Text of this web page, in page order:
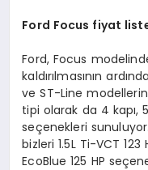
Ford Focus fiyat
Ford, Focus
kaldırılmasının
ve ST-Line
tipi olarak da 4 kapı,
seçenekleri
bizleri 1.5L Ti-VCT 123
EcoBlue 125 HP